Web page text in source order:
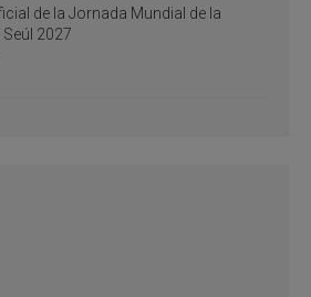
de la Jornada Mundial de la
2027